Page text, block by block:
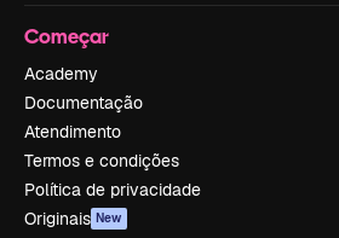
Começar
Academy
Documentação
Atendimento
Termos e condições
Política de privacidade
Originais New